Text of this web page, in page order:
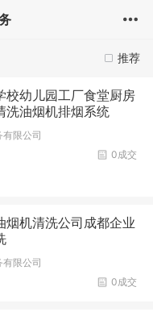
推荐
校幼儿园工厂食堂厨房
洗油烟机排烟系统
限公司
0成交
烟机清洗公司成都企业
限公司
0成交